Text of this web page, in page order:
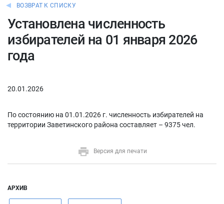
ВОЗВРАТ К СПИСКУ
Установлена численность
избирателей на 01 января 2026
года
20.01.2026
По состоянию на 01.01.2026 г. численность избирателей на
территории Заветинского района составляет – 9375 чел.
Версия для печати
АРХИВ